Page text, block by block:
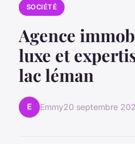
SOCIÉTÉ
Agence
luxe et
lac léman
E Emmy20 septembre